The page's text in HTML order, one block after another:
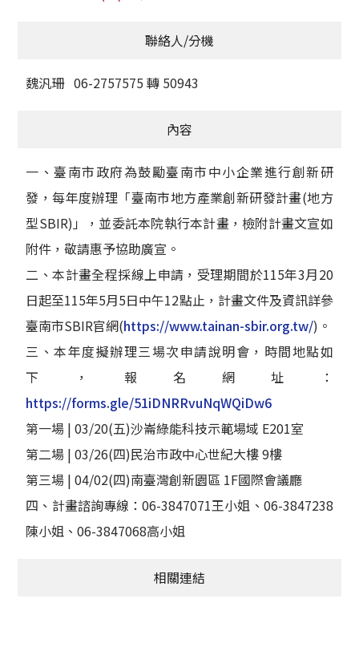
聯絡人/分機
魏汎珊 06-2757575 轉 50943
內容
一、臺南市政府為鼓勵臺南市中小企業進行創新研
發，每年度辦理「臺南市地方產業創新研發計畫(地方
型SBIR)」，並委託本院執行本計畫，檢附計畫文宣如
附件，敬請惠予協助廣宣。
二、本計畫全程採線上申請，受理期間於115年3月20
日起至115年5月5日中午12點止，計畫文件及資訊詳參
臺南市SBIR官網(https://www.tainan-sbir.org.tw/)。
三、本年度擬辦理三場次申請說明會，時間地點如
下，報名網址：
https://forms.gle/51iDNRRvuNqWQiDw6
第一場 | 03/20(五)沙崙綠能科技示範場域 E201室
第二場 | 03/26(四)民治市政中心世紀大樓 9樓
第三場 | 04/02(四)南臺灣創新園區 1F國際會議廳
四、計畫諮詢專線：06-3847071王小姐、06-3847238
陳小姐、06-3847068高小姐
相關連結